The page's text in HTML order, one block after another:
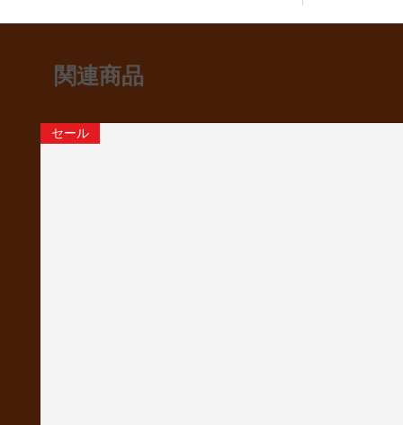
関連商品
セール